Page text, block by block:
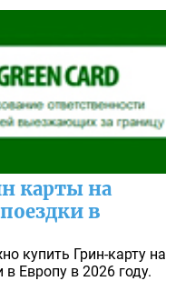
карты на
в
купить Грин-карту на
Европу в 2026 году.